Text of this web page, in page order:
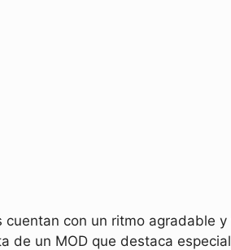
cuentan con un ritmo agradable
de un MOD que destaca